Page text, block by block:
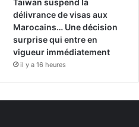
Taïwan suspend la
délivrance de visas aux
Marocains… Une décision
surprise qui entre en
vigueur immédiatement
il y a 16 heures